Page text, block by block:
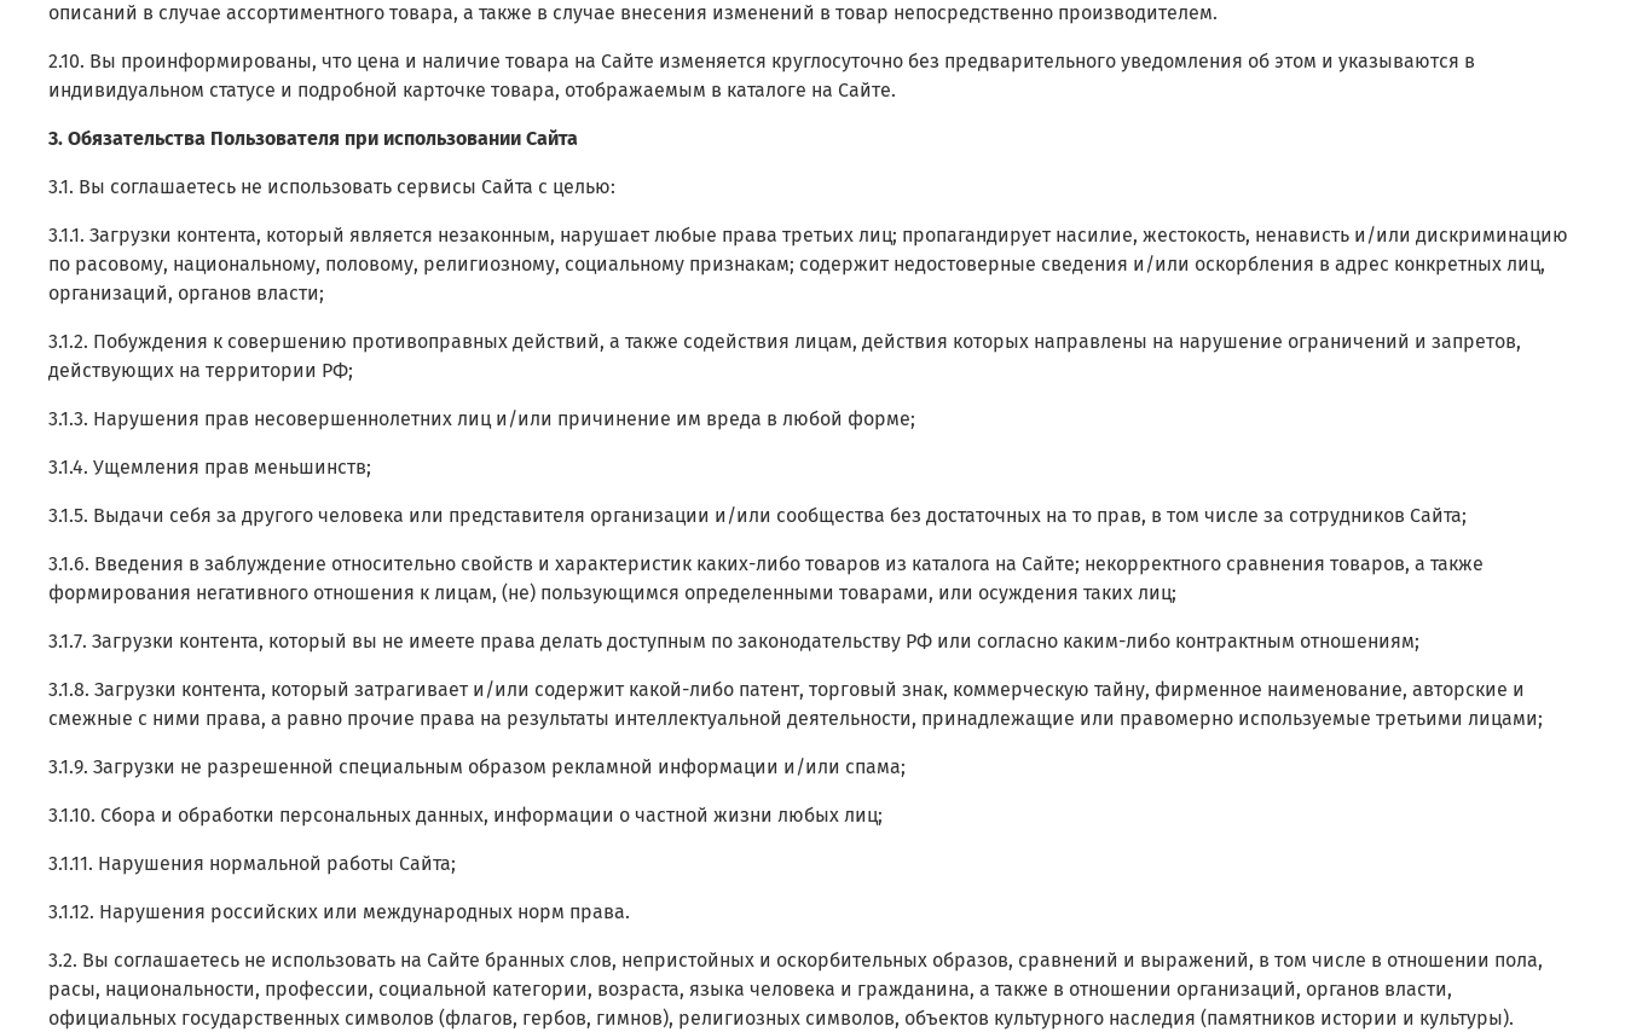
описаний в случае ассортиментного товара, а также в случае внесения изменений в товар непосредственно производителем.
2.10. Вы проинформированы, что цена и наличие товара на Сайте изменяется круглосуточно без предварительного уведомления об этом и указываются в
индивидуальном статусе и подробной карточке товара, отображаемым в каталоге на Сайте.
3. Обязательства Пользователя при использовании Сайта
3.1. Вы соглашаетесь не использовать сервисы Сайта с целью:
3.1.1. Загрузки контента, который является незаконным, нарушает любые права третьих лиц; пропагандирует насилие, жестокость, ненависть и/или дискриминацию
по расовому, национальному, половому, религиозному, социальному признакам; содержит недостоверные сведения и/или оскорбления в адрес конкретных лиц,
организаций, органов власти;
3.1.2. Побуждения к совершению противоправных действий, а также содействия лицам, действия которых направлены на нарушение ограничений и запретов,
действующих на территории РФ;
3.1.3. Нарушения прав несовершеннолетних лиц и/или причинение им вреда в любой форме;
3.1.4. Ущемления прав меньшинств;
3.1.5. Выдачи себя за другого человека или представителя организации и/или сообщества без достаточных на то прав, в том числе за сотрудников Сайта;
3.1.6. Введения в заблуждение относительно свойств и характеристик каких-либо товаров из каталога на Сайте; некорректного сравнения товаров, а также
формирования негативного отношения к лицам, (не) пользующимся определенными товарами, или осуждения таких лиц;
3.1.7. Загрузки контента, который вы не имеете права делать доступным по законодательству РФ или согласно каким-либо контрактным отношениям;
3.1.8. Загрузки контента, который затрагивает и/или содержит какой-либо патент, торговый знак, коммерческую тайну, фирменное наименование, авторские и
смежные с ними права, а равно прочие права на результаты интеллектуальной деятельности, принадлежащие или правомерно используемые третьими лицами;
3.1.9. Загрузки не разрешенной специальным образом рекламной информации и/или спама;
3.1.10. Сбора и обработки персональных данных, информации о частной жизни любых лиц;
3.1.11. Нарушения нормальной работы Сайта;
3.1.12. Нарушения российских или международных норм права.
3.2. Вы соглашаетесь не использовать на Сайте бранных слов, непристойных и оскорбительных образов, сравнений и выражений, в том числе в отношении пола,
расы, национальности, профессии, социальной категории, возраста, языка человека и гражданина, а также в отношении организаций, органов власти,
официальных государственных символов (флагов, гербов, гимнов), религиозных символов, объектов культурного наследия (памятников истории и культуры).